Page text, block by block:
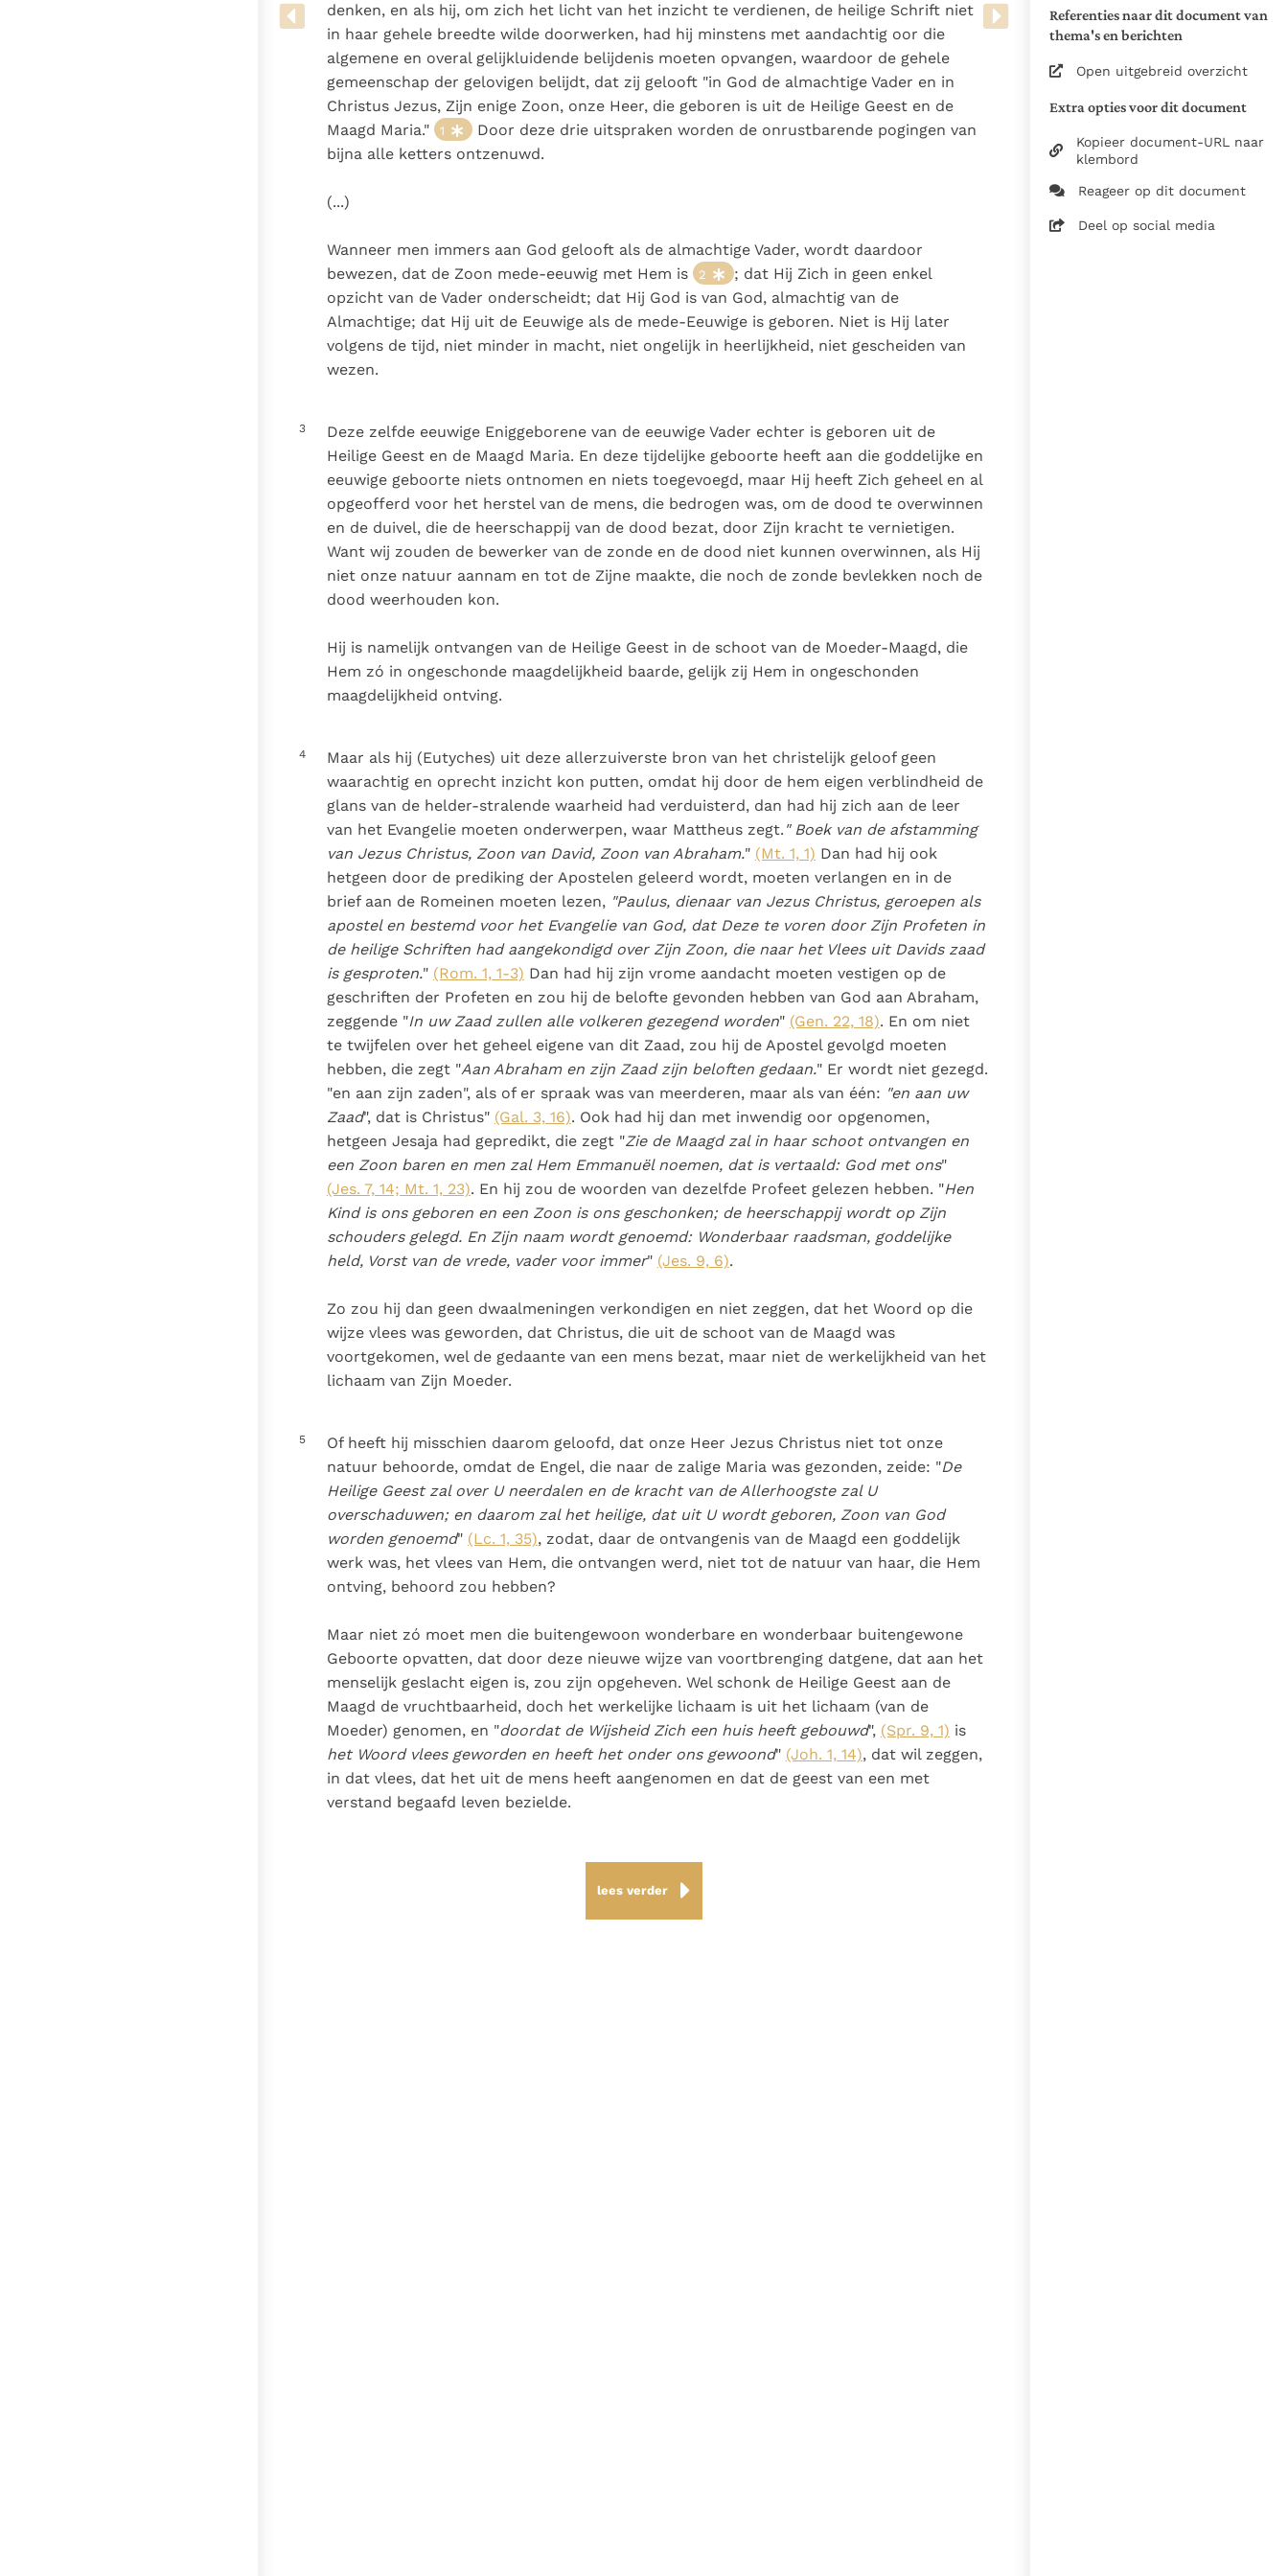
Gebruiksvoorwaarden
koninkrijk te
herkennen
groeit stilletjes door
liefde, niet door
dwang
De mystiek. De
mystieke
verschijnselen en de
heiligheid
als een taak"
Paus in Pavia: St.
Augustinus toont ons de
noodzaak om "naar het
innerlijk" toe te keren.
1941, Over de
Menschwording van
Ard. Huyg O.S.B., uitg. NV de
RK Boekcentrale Amsterdam
Zie de gebruiksvoorwaarden
van de documenten
1941
Referenties naar dit document van
thema's en berichten
Open uitgebreid overzicht
Extra opties voor dit document
Kopieer document-URL naar
klembord
Reageer op dit document
Deel op social media
denken, en als hij, om zich het licht van het inzicht te verdienen, de heilige Schrift niet
in haar gehele breedte wilde doorwerken, had hij minstens met aandachtig oor die
algemene en overal gelijkluidende belijdenis moeten opvangen, waardoor de gehele
gemeenschap der gelovigen belijdt, dat zij gelooft "in God de almachtige Vader en in
Christus Jezus, Zijn enige Zoon, onze Heer, die geboren is uit de Heilige Geest en de
Maagd Maria."
1
Door deze drie uitspraken worden de onrustbarende pogingen van
bijna alle ketters ontzenuwd.
(...)
Wanneer men immers aan God gelooft als de almachtige Vader, wordt daardoor
bewezen, dat de Zoon mede-eeuwig met Hem is
2
; dat Hij Zich in geen enkel
opzicht van de Vader onderscheidt; dat Hij God is van God, almachtig van de
Almachtige; dat Hij uit de Eeuwige als de mede-Eeuwige is geboren. Niet is Hij later
volgens de tijd, niet minder in macht, niet ongelijk in heerlijkheid, niet gescheiden van
wezen.
3
Deze zelfde eeuwige Eniggeborene van de eeuwige Vader echter is geboren uit de
Heilige Geest en de Maagd Maria. En deze tijdelijke geboorte heeft aan die goddelijke en
eeuwige geboorte niets ontnomen en niets toegevoegd, maar Hij heeft Zich geheel en al
opgeofferd voor het herstel van de mens, die bedrogen was, om de dood te overwinnen
en de duivel, die de heerschappij van de dood bezat, door Zijn kracht te vernietigen.
Want wij zouden de bewerker van de zonde en de dood niet kunnen overwinnen, als Hij
niet onze natuur aannam en tot de Zijne maakte, die noch de zonde bevlekken noch de
dood weerhouden kon.
Hij is namelijk ontvangen van de Heilige Geest in de schoot van de Moeder-Maagd, die
Hem zó in ongeschonde maagdelijkheid baarde, gelijk zij Hem in ongeschonden
maagdelijkheid ontving.
4
Maar als hij (Eutyches) uit deze allerzuiverste bron van het christelijk geloof geen
waarachtig en oprecht inzicht kon putten, omdat hij door de hem eigen verblindheid de
glans van de helder-stralende waarheid had verduisterd, dan had hij zich aan de leer
van het Evangelie moeten onderwerpen, waar Mattheus zegt. " Boek van de afstamming
van Jezus Christus, Zoon van David, Zoon van Abraham." (Mt. 1, 1) Dan had hij ook
hetgeen door de prediking der Apostelen geleerd wordt, moeten verlangen en in de
brief aan de Romeinen moeten lezen,"Paulus, dienaar van Jezus Christus, geroepen als
apostel en bestemd voor het Evangelie van God, dat Deze te voren door Zijn Profeten in
de heilige Schriften had aangekondigd over Zijn Zoon, die naar het Vlees uit Davids zaad
is gesproten." (Rom. 1, 1-3) Dan had hij zijn vrome aandacht moeten vestigen op de
geschriften der Profeten en zou hij de belofte gevonden hebben van God aan Abraham,
zeggende "In uw Zaad zullen alle volkeren gezegend worden" (Gen. 22, 18). En om niet
te twijfelen over het geheel eigene van dit Zaad, zou hij de Apostel gevolgd moeten
hebben, die zegt "Aan Abraham en zijn Zaad zijn beloften gedaan." Er wordt niet gezegd.
"en aan zijn zaden", als of er spraak was van meerderen, maar als van één: "en aan uw
Zaad", dat is Christus" (Gal. 3, 16). Ook had hij dan met inwendig oor opgenomen,
hetgeen Jesaja had gepredikt, die zegt "Zie de Maagd zal in haar schoot ontvangen en
een Zoon baren en men zal Hem Emmanuël noemen, dat is vertaald: God met ons"
(Jes. 7, 14; Mt. 1, 23). En hij zou de woorden van dezelfde Profeet gelezen hebben. "Hen
Kind is ons geboren en een Zoon is ons geschonken; de heerschappij wordt op Zijn
schouders gelegd. En Zijn naam wordt genoemd: Wonderbaar raadsman, goddelijke
held, Vorst van de vrede, vader voor immer" (Jes. 9, 6).
Zo zou hij dan geen dwaalmeningen verkondigen en niet zeggen, dat het Woord op die
wijze vlees was geworden, dat Christus, die uit de schoot van de Maagd was
voortgekomen, wel de gedaante van een mens bezat, maar niet de werkelijkheid van het
lichaam van Zijn Moeder.
5
Of heeft hij misschien daarom geloofd, dat onze Heer Jezus Christus niet tot onze
natuur behoorde, omdat de Engel, die naar de zalige Maria was gezonden, zeide: "De
Heilige Geest zal over U neerdalen en de kracht van de Allerhoogste zal U
overschaduwen; en daarom zal het heilige, dat uit U wordt geboren, Zoon van God
worden genoemd" (Lc. 1, 35), zodat, daar de ontvangenis van de Maagd een goddelijk
werk was, het vlees van Hem, die ontvangen werd, niet tot de natuur van haar, die Hem
ontving, behoord zou hebben?
Maar niet zó moet men die buitengewoon wonderbare en wonderbaar buitengewone
Geboorte opvatten, dat door deze nieuwe wijze van voortbrenging datgene, dat aan het
menselijk geslacht eigen is, zou zijn opgeheven. Wel schonk de Heilige Geest aan de
Maagd de vruchtbaarheid, doch het werkelijke lichaam is uit het lichaam (van de
Moeder) genomen, en "doordat de Wijsheid Zich een huis heeft gebouwd", (Spr. 9, 1) is
het Woord vlees geworden en heeft het onder ons gewoond" (Joh. 1, 14), dat wil zeggen,
in dat vlees, dat het uit de mens heeft aangenomen en dat de geest van een met
verstand begaafd leven bezielde.
lees verder